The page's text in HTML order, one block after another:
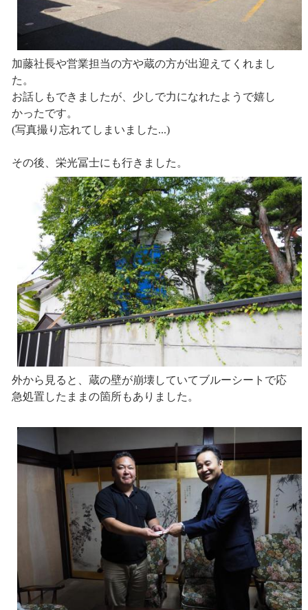
加藤社長や営業担当の方や蔵の方が出迎えてくれまし
た。
お話しもできましたが、少しで力になれたようで嬉し
かったです。
(写真撮り忘れてしまいました...)
その後、栄光冨士にも行きました。
外から見ると、蔵の壁が崩壊していてブルーシートで応
急処置したままの箇所もありました。